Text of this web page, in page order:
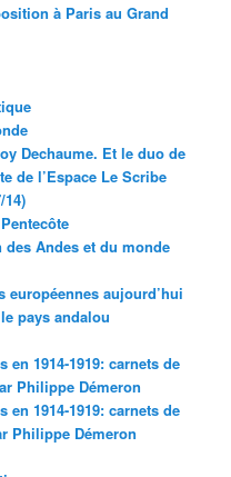
à Paris au Grand
Dechaume. Et le duo de
de l’Espace Le Scribe
14)
des Andes et du monde
aujourd’hui
pays andalou
en 1914-1919: carnets de
Philippe Démeron
en 1914-1919: carnets de
Philippe Démeron